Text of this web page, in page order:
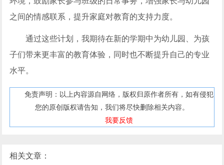
之间的情感联系，提升家庭对教育的支持力度。
通过这些计划，我期待在新的学期中为幼儿园、为孩
子们带来更丰富的教育体验，同时也不断提升自己的专业
水平。
免责声明：以上内容源自网络，版权归原作者所有，如有侵犯
您的原创版权请告知，我们将尽快删除相关内容。
我要反馈
相关文章：